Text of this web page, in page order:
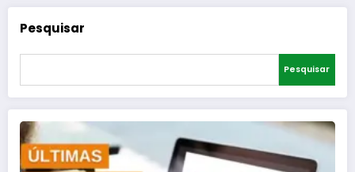
Pesquisar
Pesquisar